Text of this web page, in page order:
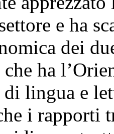
e ha
dei
ha
lingua e
i rapporti